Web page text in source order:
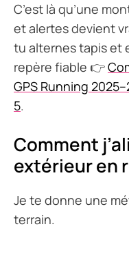
C’est là qu’une
et alertes devient
tu alternes tapis et
repère fiable 👉
GPS Running
5.
Comment
extérieur en
Je te donne une
terrain.